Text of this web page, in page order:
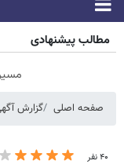
مطالب پیشنهادی
صفحه اصلی گزارش
۴۰ نفر